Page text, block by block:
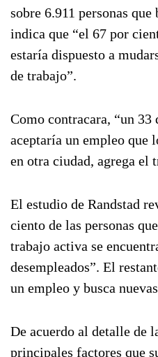
sobre 6.911 personas
indica que “el 67 por
estaría dispuesto a
de trabajo”.
Como contracara, “un 33
aceptaría un empleo que
en otra ciudad, agrega el
El estudio de Randstad
ciento de las personas
trabajo activa se
desempleados”. El
un empleo y busca
De acuerdo al detalle de
principales factores que